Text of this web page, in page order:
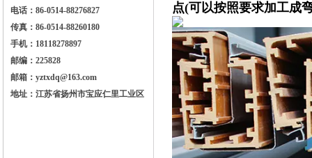
电话：86-0514-88276827
传真：86-0514-88260180
手机：18118278897
邮编：225828
邮箱：yztxdq@163.com
地址：江苏省扬州市宝应仁里工业区
点(可以按照要求加工成